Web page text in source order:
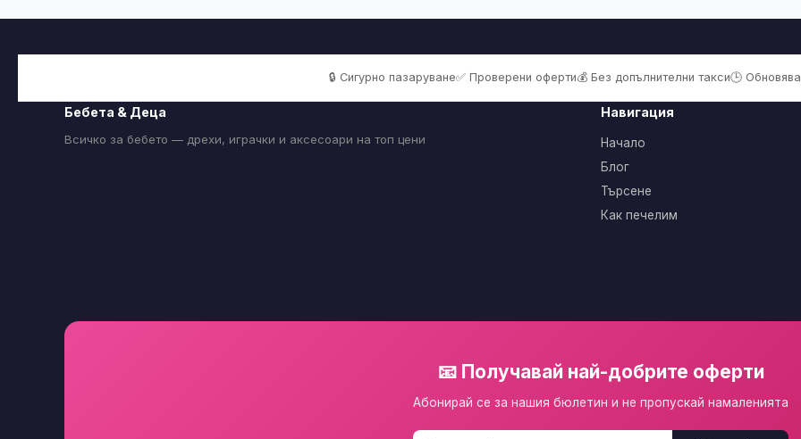
🔒 Сигурно пазаруване✅ Проверени оферти💰 Без допълнителни такси🕒
Бебета & Деца
Всичко за бебето — дрехи, играчки и аксесоари на топ цени
Навигация
Начало
Блог
Търсене
Как печелим
📧 Получавай най-добрите оферти
Абонирай се за нашия бюлетин и не пропускай намаленията